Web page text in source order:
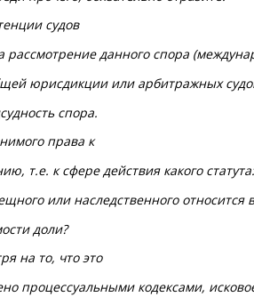
судов
рассмотрение данного спора
юрисдикции или арбитражных
спора.
права к
т.е. к сфере действия какого
или наследственного относится
доли?
на то, что это
процессуальными кодексами,